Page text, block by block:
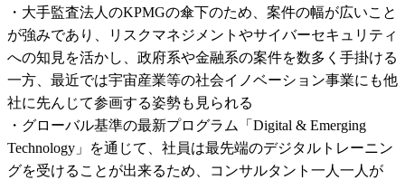
・大手監査法人のKPMGの傘下のため、案件の幅が広いこと
が強みであり、リスクマネジメントやサイバーセキュリティ
への知見を活かし、政府系や金融系の案件を数多く手掛ける
一方、最近では宇宙産業等の社会イノベーション事業にも他
社に先んじて参画する姿勢も見られる
・グローバル基準の最新プログラム「Digital & Emerging
Technology」を通じて、社員は最先端のデジタルトレーニン
グを受けることが出来るため、コンサルタント一人一人が